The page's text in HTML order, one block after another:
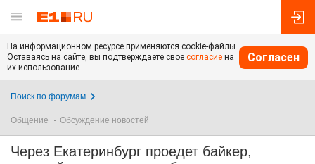
На информационном ресурсе применяются cookie-файлы.
Оставаясь на сайте, вы подтверждаете свое согласие на
их использование.
Согласен
Поиск по форумам
Общение Обсуждение новостей
Через Екатеринбург проедет байкер,